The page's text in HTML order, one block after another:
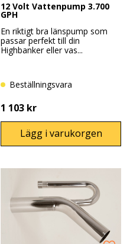
12 Volt Vattenpump 3.700
GPH
En riktigt bra länspump som
passar perfekt till din
Highbanker eller vas...
Beställningsvara
1 103 kr
Lägg i varukorgen